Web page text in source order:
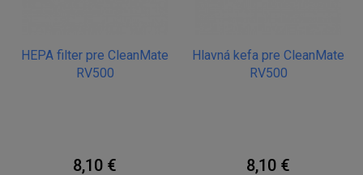
HEPA filter pre CleanMate
RV500
8,10 €
Hlavná kefa pre CleanMate
RV500
8,10 €